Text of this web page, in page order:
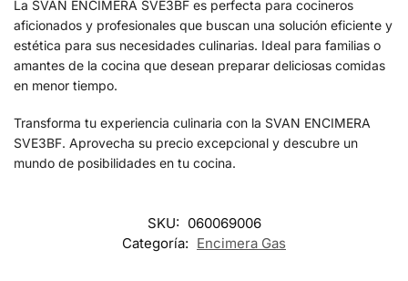
La SVAN ENCIMERA SVE3BF es perfecta para cocineros
aficionados y profesionales que buscan una solución eficiente y
estética para sus necesidades culinarias. Ideal para familias o
amantes de la cocina que desean preparar deliciosas comidas
en menor tiempo.
Transforma tu experiencia culinaria con la SVAN ENCIMERA
SVE3BF. Aprovecha su precio excepcional y descubre un
mundo de posibilidades en tu cocina.
SKU: 060069006
Categoría: Encimera Gas